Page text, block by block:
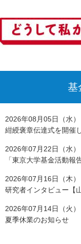
基
2026年08月05日（水）
紺綬褒章伝達式を開催
2026年07月22日（水）
「東京大学基金活動報
2026年07月16日（木）
研究者インタビュー
2026年07月14日（火）
夏季休業のお知らせ